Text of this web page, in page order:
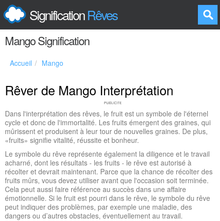
SignificationRêves
Mango Signification
Accueil Mango
Rêver de Mango Interprétation
Dans l'interprétation des rêves, le fruit est un symbole de l'éternel
cycle et donc de l'immortalité. Les fruits émergent des graines, qui
mûrissent et produisent à leur tour de nouvelles graines. De plus,
«fruits» signifie vitalité, réussite et bonheur.
Le symbole du rêve représente également la diligence et le travail
acharné, dont les résultats - les fruits - le rêve est autorisé à
récolter et devrait maintenant. Parce que la chance de récolter des
fruits mûrs, vous devez utiliser avant que l'occasion soit terminée.
Cela peut aussi faire référence au succès dans une affaire
émotionnelle. Si le fruit est pourri dans le rêve, le symbole du rêve
peut indiquer des problèmes, par exemple une maladie, des
dangers ou d’autres obstacles, éventuellement au travail.